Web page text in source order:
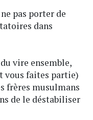
pas porter de
dans
vire ensemble,
vous faites partie)
frères musulmans
de le déstabiliser